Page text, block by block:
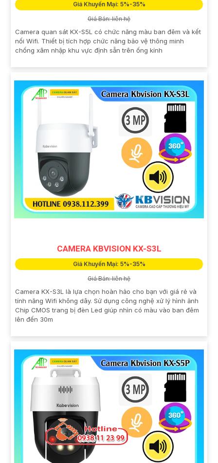
Giá Khuyến Mại: 5%-35%
Giá Bán: liên hệ
Camera quan sát KX-S5L có chức năng màu ban đêm và kết
nối Wifi. Thiết bị tích hợp chức năng bảo vệ thông minh
chống xâm nhập khu vực định sẵn trên ống kính
CAMERA KBVISION KX-S3L
Giá Khuyến Mại: 5%-35%
Giá Bán: liên hệ
Camera KX-S3L là lựa chọn hoàn hảo cho bạn với giá rẻ và
tính năng Wifi không dây. Sử dụng công nghệ xử lý hình ảnh
Chip CMOS trang bị đèn Led giúp nhìn có màu vào ban đêm
lên đến 30m